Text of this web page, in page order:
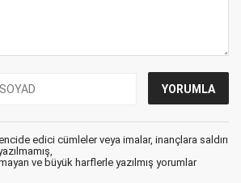
edici cümleler veya imalar, inançlara saldırı
ve büyük harflerle yazılmış yorumlar